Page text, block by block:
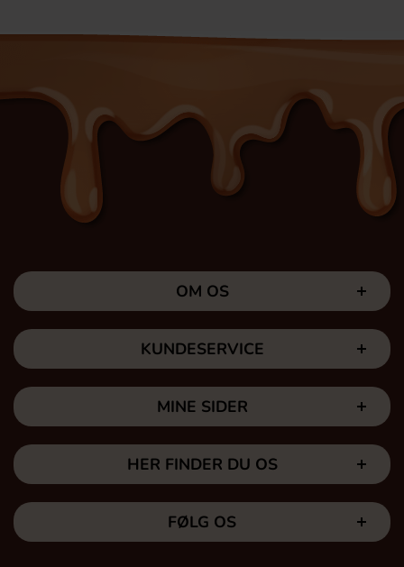
OM OS
KUNDESERVICE
MINE SIDER
HER FINDER DU OS
FØLG OS